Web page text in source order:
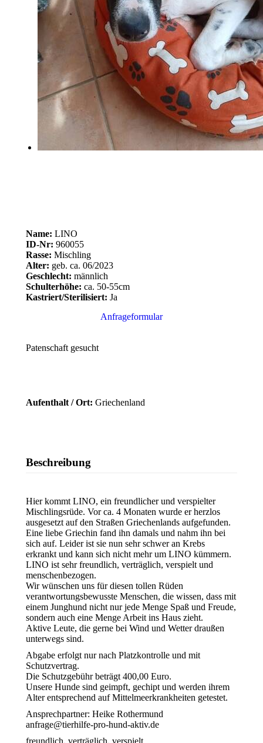
Name: LINO
ID-Nr: 960055
Rasse: Mischling
Alter: geb. ca. 06/2023
Geschlecht: männlich
Schulterhöhe: ca. 50-55cm
Kastriert/Sterilisiert: Ja
Anfrageformular
Patenschaft gesucht
Aufenthalt / Ort: Griechenland
Beschreibung
Hier kommt LINO, ein freundlicher und verspielter
Mischlingsrüde. Vor ca. 4 Monaten wurde er herzlos
ausgesetzt auf den Straßen Griechenlands aufgefunden.
Eine liebe Griechin fand ihn damals und nahm ihn bei
sich auf. Leider ist sie nun sehr schwer an Krebs
erkrankt und kann sich nicht mehr um LINO kümmern.
LINO ist sehr freundlich, verträglich, verspielt und
menschenbezogen.
Wir wünschen uns für diesen tollen Rüden
verantwortungsbewusste Menschen, die wissen, dass mit
einem Junghund nicht nur jede Menge Spaß und Freude,
sondern auch eine Menge Arbeit ins Haus zieht.
Aktive Leute, die gerne bei Wind und Wetter draußen
unterwegs sind.
Abgabe erfolgt nur nach Platzkontrolle und mit
Schutzvertrag.
Die Schutzgebühr beträgt 400,00 Euro.
Unsere Hunde sind geimpft, gechipt und werden ihrem
Alter entsprechend auf Mittelmeerkrankheiten getestet.
Ansprechpartner: Heike Rothermund
anfrage@tierhilfe-pro-hund-aktiv.de
freundlich, verträglich, verspielt